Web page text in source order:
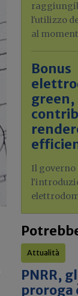
l'utilizzo
al
Bonus
green,
Il governo
Attualità
PNRR,
proroga